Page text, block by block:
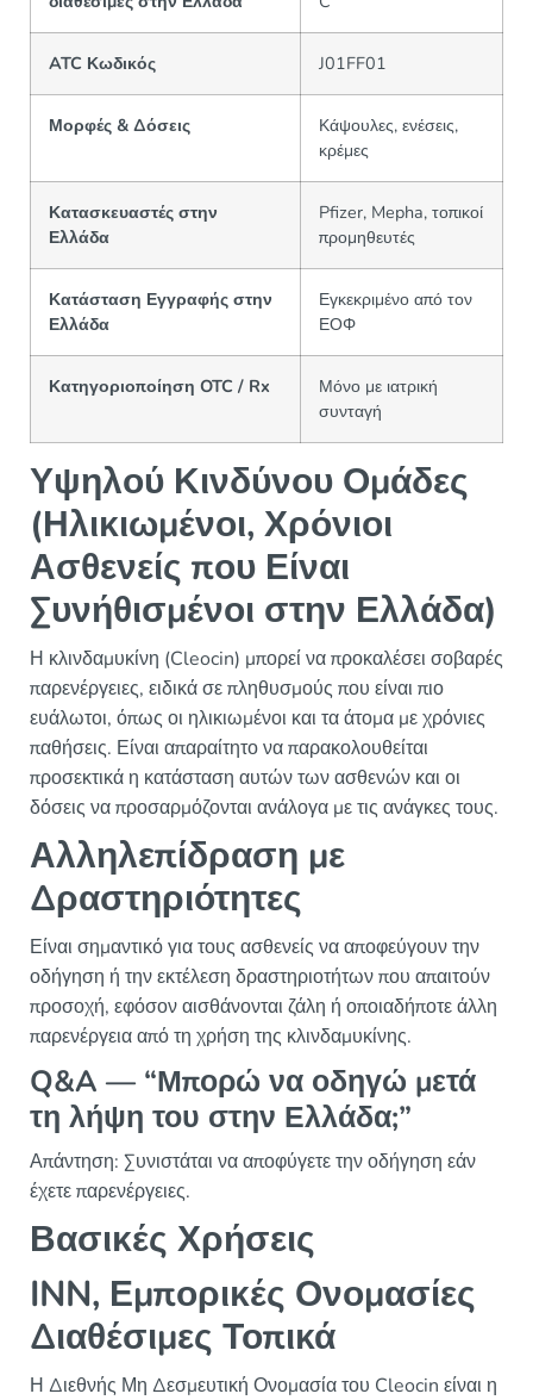
ATC Κωδικός J01FF01
Μορφές & Δόσεις
Κάψουλες, ενέσεις,
κρέμες
Κατασκευαστές στην
Ελλάδα
Pfizer, Mepha, τοπικοί
προμηθευτές
Κατάσταση Εγγραφής στην
Ελλάδα
Εγκεκριμένο από τον
ΕΟΦ
Κατηγοριοποίηση OTC / Rx
Μόνο με ιατρική
συνταγή
Υψηλού Κινδύνου Ομάδες
(Ηλικιωμένοι, Χρόνιοι
Ασθενείς που Είναι
Συνήθισμένοι στην Ελλάδα)
Η κλινδαμυκίνη (Cleocin) μπορεί να προκαλέσει σοβαρές
παρενέργειες, ειδικά σε πληθυσμούς που είναι πιο
ευάλωτοι, όπως οι ηλικιωμένοι και τα άτομα με χρόνιες
παθήσεις. Είναι απαραίτητο να παρακολουθείται
προσεκτικά η κατάσταση αυτών των ασθενών και οι
δόσεις να προσαρμόζονται ανάλογα με τις ανάγκες τους.
Αλληλεπίδραση με
Δραστηριότητες
Είναι σημαντικό για τους ασθενείς να αποφεύγουν την
οδήγηση ή την εκτέλεση δραστηριοτήτων που απαιτούν
προσοχή, εφόσον αισθάνονται ζάλη ή οποιαδήποτε άλλη
παρενέργεια από τη χρήση της κλινδαμυκίνης.
Q&A — “Μπορώ να οδηγώ μετά
τη λήψη του στην Ελλάδα;”
Απάντηση: Συνιστάται να αποφύγετε την οδήγηση εάν
έχετε παρενέργειες.
Βασικές Χρήσεις
INN, Εμπορικές Ονομασίες
Διαθέσιμες Τοπικά
Η Διεθνής Μη Δεσμευτική Ονομασία του Cleocin είναι η